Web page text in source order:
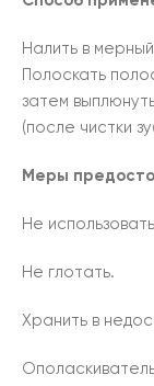
Налить в
Полоскать
затем
(после чистки
Меры
Не
Не глотать.
Хранить в